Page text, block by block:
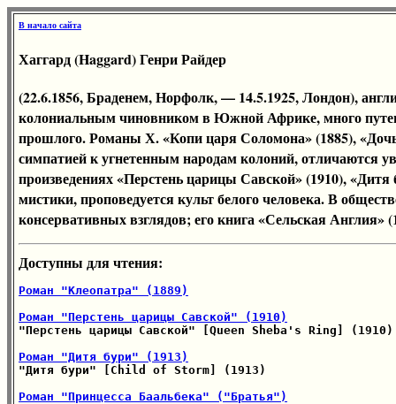
В начало сайта
Хаггард (Haggard) Генри Райдер
(22.6.1856, Браденем, Норфолк, — 14.5.1925, Лондон),
колониальным чиновником в Южной Африке, много
прошлого. Романы Х. «Копи царя Соломона» (1885),
симпатией к угнетенным народам колоний, отличаются
произведениях «Перстень царицы Савской» (1910),
мистики, проповедуется культ белого человека. В
консервативных взглядов; его книга «Сельская
Доступны для чтения:
Роман "Клеопатра" (1889)
Роман "Перстень царицы Савской" (1910)
"Перстень царицы Савской" [Queen Sheba's Ring] (1910)
Роман "Дитя бури" (1913)
"Дитя бури" [Child of Storm] (1913)
Роман "Принцесса Баальбека" ("Братья")